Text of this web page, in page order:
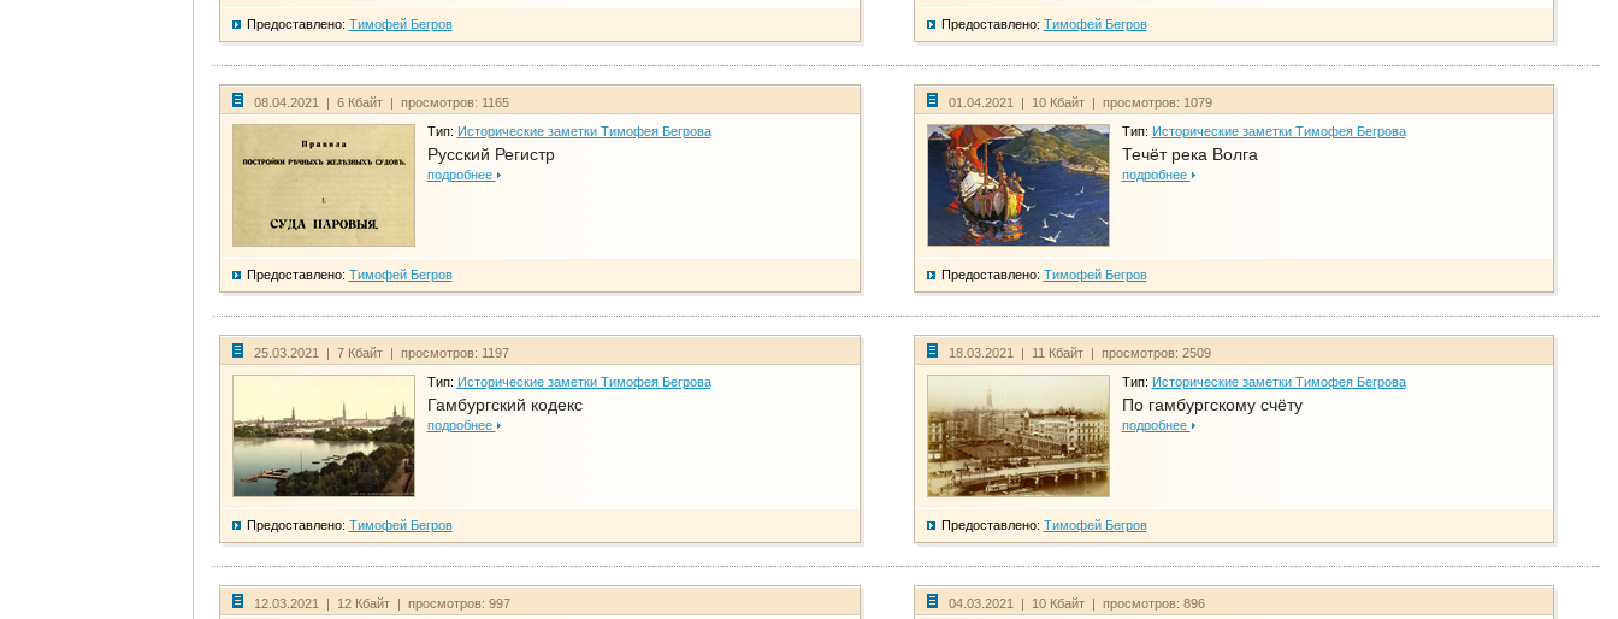
Предоставлено: Тимофей Бегров Предоставлено: Тимофей Бегров
08.04.2021 | 6 Кбайт | просмотров: 1165
Тип: Исторические заметки Тимофея Бегрова
Русский Регистр
подробнее
Предоставлено: Тимофей Бегров
01.04.2021 | 10 Кбайт | просмотров: 1079
Тип: Исторические заметки Тимофея Бегрова
Течёт река Волга
подробнее
Предоставлено: Тимофей Бегров
25.03.2021 | 7 Кбайт | просмотров: 1197
Тип: Исторические заметки Тимофея Бегрова
Гамбургский кодекс
подробнее
Предоставлено: Тимофей Бегров
18.03.2021 | 11 Кбайт | просмотров: 2509
Тип: Исторические заметки Тимофея Бегрова
По гамбургскому счёту
подробнее
Предоставлено: Тимофей Бегров
12.03.2021 | 12 Кбайт | просмотров: 997 04.03.2021 | 10 Кбайт | просмотров: 896